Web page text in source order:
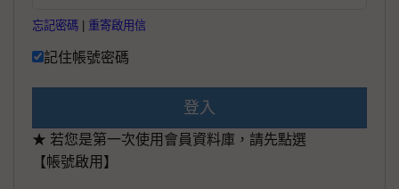
忘記密碼 重寄啟用信
記住帳號密碼
登入
★ 若您是第一次使用會員資料庫，請先點選
【帳號啟用】